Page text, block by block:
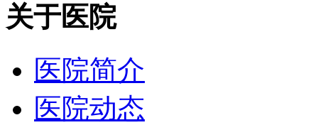
关于医院
医院简介
医院动态